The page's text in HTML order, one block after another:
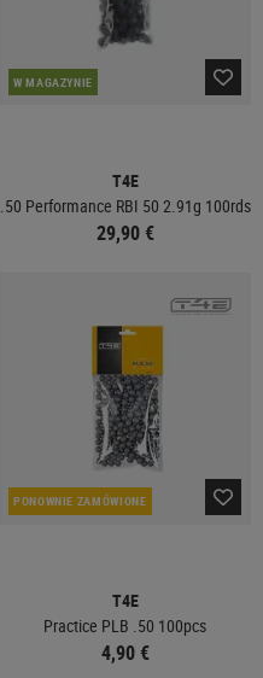
W MAGAZYNIE
T4E
.50 Performance RBI 50 2.91g 100rds
29,90 €
PONOWNIE ZAMÓWIONE
T4E
Practice PLB .50 100pcs
4,90 €